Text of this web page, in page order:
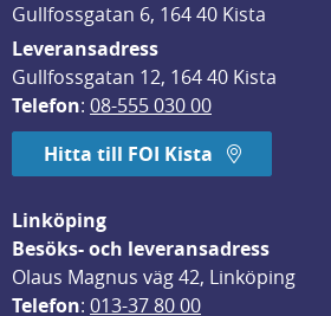
Gullfossgatan 6, 164 40 Kista
Leveransadress
Gullfossgatan 12, 164 40 Kista
Telefon: 08-555 030 00
Hitta till FOI Kista
Linköping
Besöks- och leveransadress
Olaus Magnus väg 42, Linköping
Telefon: 013-37 80 00